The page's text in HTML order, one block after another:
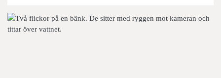
Handelsplats Norsjö